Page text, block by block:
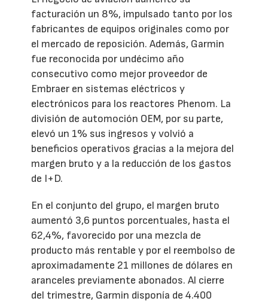
facturación un 8%, impulsado tanto por los
fabricantes de equipos originales como por
el mercado de reposición. Además, Garmin
fue reconocida por undécimo año
consecutivo como mejor proveedor de
Embraer en sistemas eléctricos y
electrónicos para los reactores Phenom. La
división de automoción OEM, por su parte,
elevó un 1% sus ingresos y volvió a
beneficios operativos gracias a la mejora del
margen bruto y a la reducción de los gastos
de I+D.
En el conjunto del grupo, el margen bruto
aumentó 3,6 puntos porcentuales, hasta el
62,4%, favorecido por una mezcla de
producto más rentable y por el reembolso de
aproximadamente 21 millones de dólares en
aranceles previamente abonados. Al cierre
del trimestre, Garmin disponía de 4.400